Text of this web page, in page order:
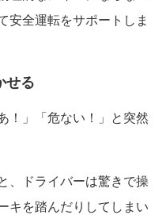
安全運転をサポートしま
せる
！」「危ない！」と突然
、ドライバーは驚きで操
キを踏んだりしてしまい